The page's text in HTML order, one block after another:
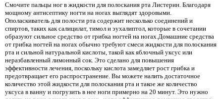
Смочите пальцы ног в жидкости для полоскания рта Листерин. Благодаря
мощному антисептику ногти на ногах выглядят здоровыми.
Ополаскиватель для полости рта содержит несколько соединений и
спиртов, таких как салицилат, тимол и эухалиптол, которые в сочетании
образуют сильное средство от грибка ногтей на ногах.Домашние средства
от грибка ногтей на ногах обычно требуют смеси жидкости для полоскания
рта и сильной натуральной кислоты, такой как яблочный уксус или
неразбавленный лимонный сок. Это сделано для повышения
эффективности лечения, поскольку кислота замедляет рост грибка и
предотвращает его распространение. Вы можете налить достаточное
количество этой жидкости для полоскания рта и такое же количество
уксуса в ванну и погрузить в нее ноги примерно на 20 минут. Это нужно